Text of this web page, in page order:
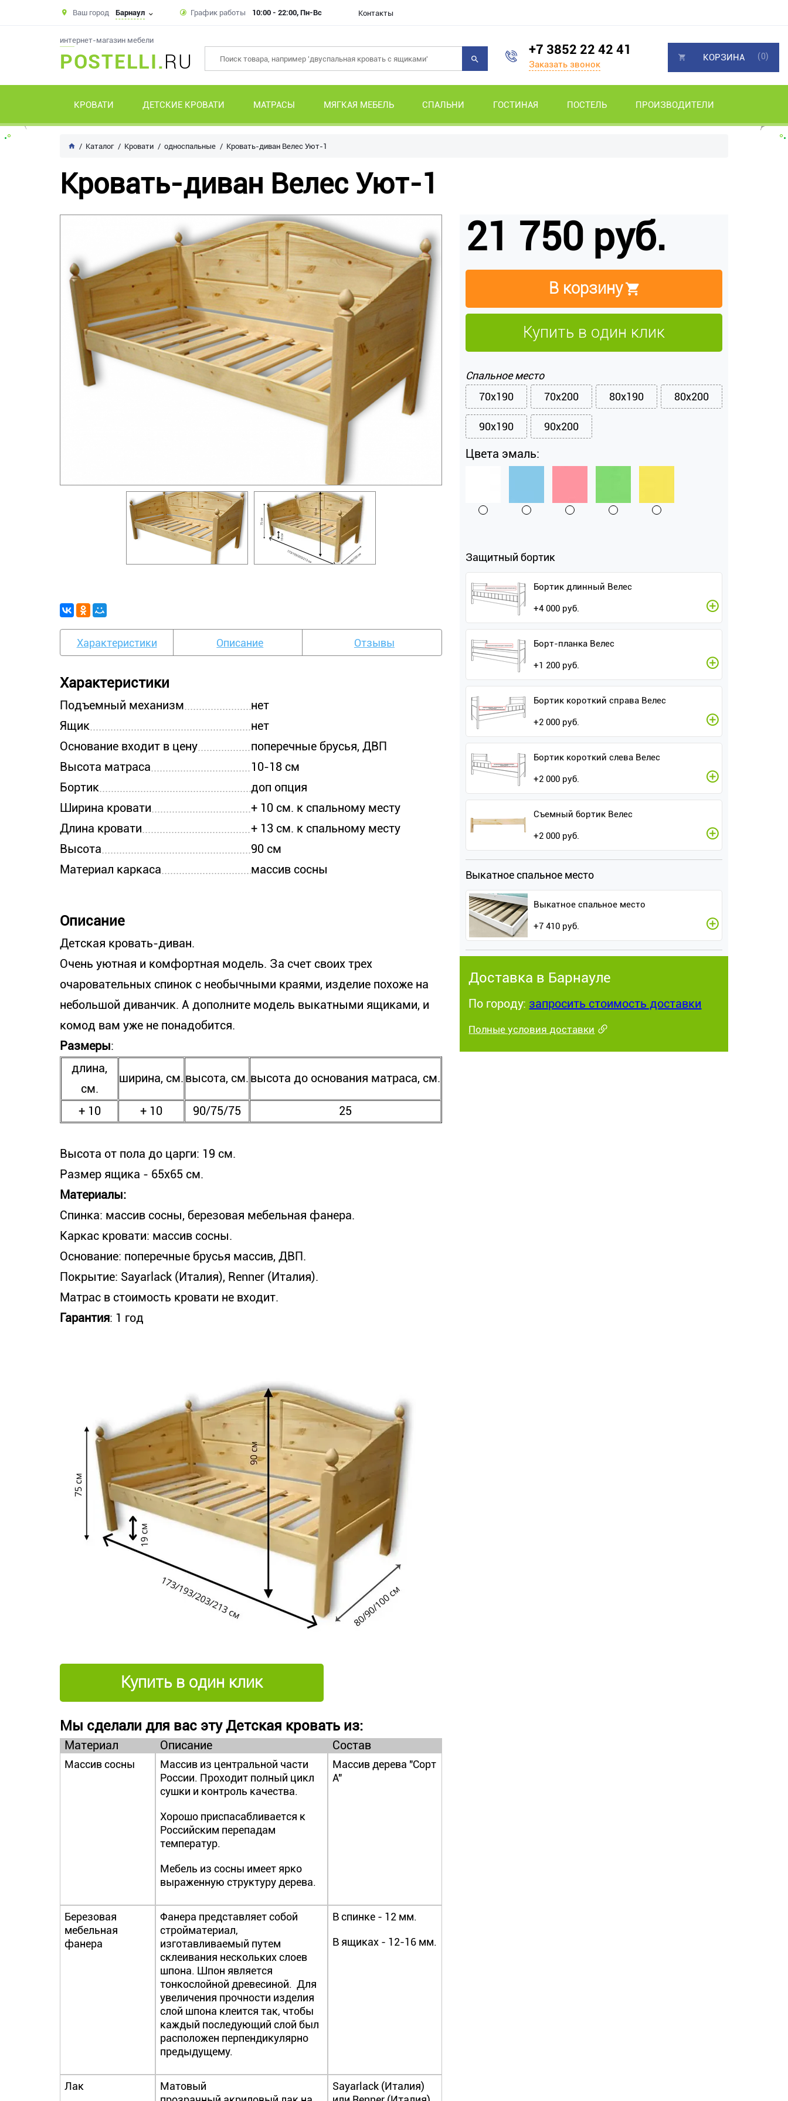
Ваш город Барнаул График работы 10:00 - 22:00, Пн-Вс Контакты
интернет-магазин мебели
POSTELLI.RU
+7 3852 22 42 41
Заказать звонок
КРОВАТИ ДЕТСКИЕ КРОВАТИ МАТРАСЫ МЯГКАЯ МЕБЕЛЬ СПАЛЬНИ ГОСТИНАЯ ПОСТЕЛЬ ПРОИЗВОДИТЕЛИ
КОРЗИНА (0)
Каталог Кровати односпальные Кровать-диван Велес Уют-1
Кровать-диван Велес Уют-1
Характеристики Описание Отзывы
Характеристики
Подъемный механизм
нет
Ящик
нет
Основание входит в цену
поперечные брусья, ДВП
Высота матраса
10-18 см
Бортик
доп опция
Ширина кровати
+ 10 см. к спальному месту
Длина кровати
+ 13 см. к спальному месту
Высота
90 см
Материал каркаса
массив сосны
Описание
Детская кровать-диван.
Очень уютная и комфортная модель. За счет своих трех
очаровательных спинок с необычными краями, изделие похоже на
небольшой диванчик. А дополните модель выкатными ящиками, и
комод вам уже не понадобится.
Размеры:
длина,
см.
ширина, см. высота, см. высота до основания матраса, см.
+ 10 + 10 90/75/75 25
Высота от пола до царги: 19 см.
Размер ящика - 65х65 см.
Материалы:
Спинка: массив сосны, березовая мебельная фанера.
Каркас кровати: массив сосны.
Основание: поперечные брусья массив, ДВП.
Покрытие: Sayarlack (Италия), Renner (Италия).
Матрас в стоимость кровати не входит.
Гарантия: 1 год
Купить в один клик
Мы сделали для вас эту Детская кровать из:
Материал Описание Состав
Массив сосны
Массив из центральной части
России. Проходит полный цикл
сушки и контроль качества.
Хорошо приспасабливается к
Российским перепадам
температур.
Мебель из сосны имеет ярко
выраженную структуру дерева.
Массив дерева "Сорт
А"
Березовая
мебельная
фанера
Фанера представляет собой
стройматериал,
изготавливаемый путем
склеивания нескольких слоев
шпона. Шпон является
тонкослойной древесиной. Для
увеличения прочности изделия
слой шпона клеится так, чтобы
каждый последующий слой был
расположен перпендикулярно
предыдущему.
В спинке - 12 мм.
В ящиках - 12-16 мм.
Лак
Матовый
Sayarlack (Италия)
21 750 руб.
В корзину
Купить в один клик
Спальное место
70x190
70x200 80x190 80x200
90x190 90x200
Цвета эмаль:
Защитный бортик
Бортик длинный Велес
+4 000 руб.
Борт-планка Велес
+1 200 руб.
Бортик короткий справа Велес
+2 000 руб.
Бортик короткий слева Велес
+2 000 руб.
Съемный бортик Велес
+2 000 руб.
Выкатное спальное место
Выкатное спальное место
+7 410 руб.
Доставка в Барнауле
По городу: запросить стоимость доставки
Полные условия доставки